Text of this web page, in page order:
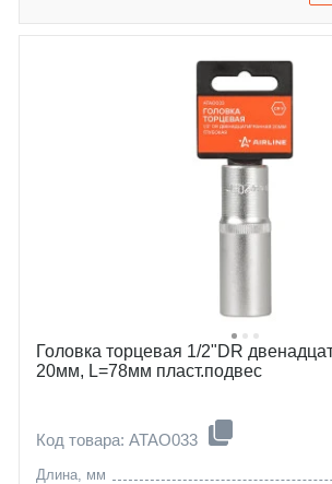
Головка торцевая 1/2"DR
20мм, L=78мм пласт.подвес
Код товара: ATAO033
Длина, мм